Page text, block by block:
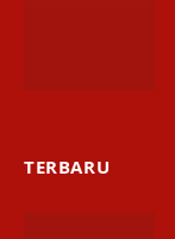
TERBARU